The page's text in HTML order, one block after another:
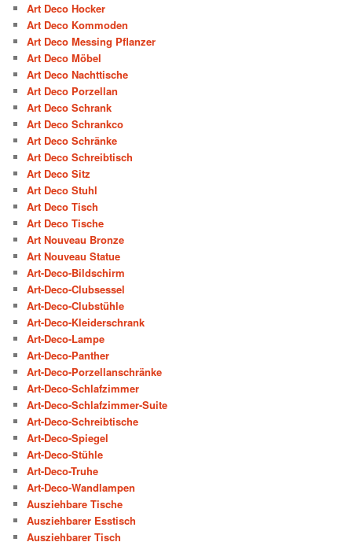
Art Deco Hocker
Art Deco Kommoden
Art Deco Messing Pflanzer
Art Deco Möbel
Art Deco Nachttische
Art Deco Porzellan
Art Deco Schrank
Art Deco Schrankco
Art Deco Schränke
Art Deco Schreibtisch
Art Deco Sitz
Art Deco Stuhl
Art Deco Tisch
Art Deco Tische
Art Nouveau Bronze
Art Nouveau Statue
Art-Deco-Bildschirm
Art-Deco-Clubsessel
Art-Deco-Clubstühle
Art-Deco-Kleiderschrank
Art-Deco-Lampe
Art-Deco-Panther
Art-Deco-Porzellanschränke
Art-Deco-Schlafzimmer
Art-Deco-Schlafzimmer-Suite
Art-Deco-Schreibtische
Art-Deco-Spiegel
Art-Deco-Stühle
Art-Deco-Truhe
Art-Deco-Wandlampen
Ausziehbare Tische
Ausziehbarer Esstisch
Ausziehbarer Tisch